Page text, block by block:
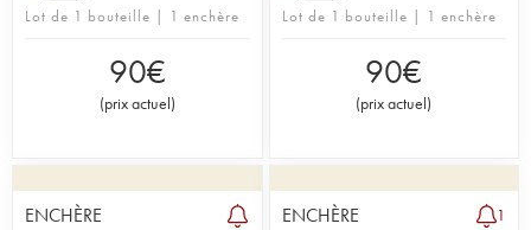
Lot de 1 bouteille | 1 enchère
90€
(prix actuel)
Lot de 1 bouteille | 1 enchère
90€
(prix actuel)
ENCHÈRE ENCHÈRE 1